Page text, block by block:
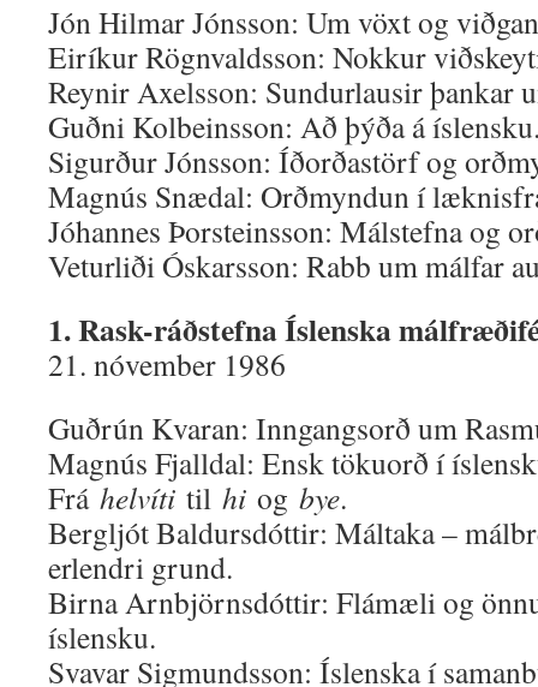
Jón Hilmar Jónsson: Um vöxt og
Eiríkur Rögnvaldsson: Nokkur
Reynir Axelsson: Sundurlausir þankar
Guðni Kolbeinsson: Að þýða á
Sigurður Jónsson: Íðorðastörf og
Magnús Snædal: Orðmyndun í
Jóhannes Þorsteinsson: Málstefna og
Veturliði Óskarsson: Rabb um málfar
1. Rask-ráðstefna Íslenska
21. nóvember 1986
Guðrún Kvaran: Inngangsorð um
Magnús Fjalldal: Ensk tökuorð í
Frá helvíti til hi og bye.
Bergljót Baldursdóttir: Máltaka –
erlendri grund.
Birna Arnbjörnsdóttir: Flámæli og
íslensku.
Svavar Sigmundsson: Íslenska í